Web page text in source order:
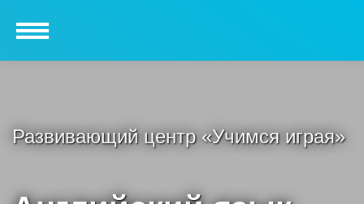
Развивающий центр «Учимся играя»